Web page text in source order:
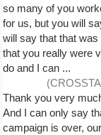
so many of you
for us, but you will
will say that that
that you really were
do and I can ...
Thank you very
And I can only say
campaign is over,